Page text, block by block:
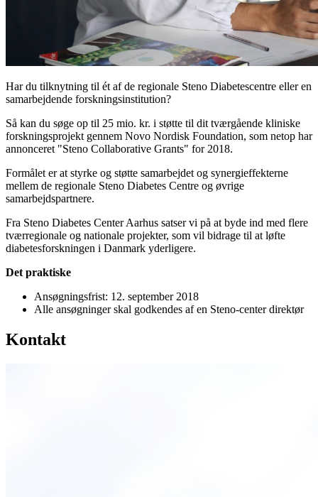
Har du tilknytning til ét af de regionale Steno Diabetescentre eller en
samarbejdende forskningsinstitution?
Så kan du søge op til 25 mio. kr. i støtte til dit tværgående kliniske
forskningsprojekt gennem Novo Nordisk Foundation, som netop har
annonceret "Steno Collaborative Grants" for 2018.
Formålet er at styrke og støtte samarbejdet og synergieffekterne
mellem de regionale Steno Diabetes Centre og øvrige
samarbejdspartnere.
Fra Steno Diabetes Center Aarhus satser vi på at byde ind med flere
tværregionale og nationale projekter, som vil bidrage til at løfte
diabetesforskningen i Danmark yderligere.
Det praktiske
Ansøgningsfrist: 12. september 2018
Alle ansøgninger skal godkendes af en Steno-center direktør
Kontakt